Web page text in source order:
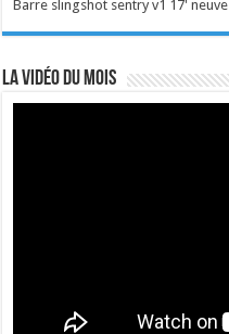
Barre slingshot sentry v1 17' neuve
La vidéo du mois